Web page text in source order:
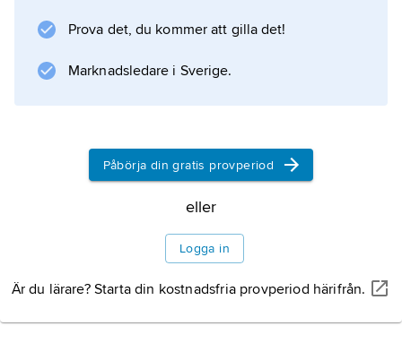
1730.Prova det, du kommer att gilla det!
Marknadsledare i Sverige.
Påbörja din gratis provperiod
eller
Logga in
Är du lärare? Starta din kostnadsfria provperiod härifrån.